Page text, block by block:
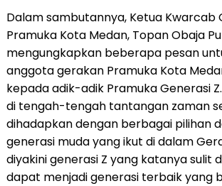
Dalam sambutannya, Ketua Kwarcab
Pramuka Kota Medan, Topan Obaja
mengungkapkan beberapa pesan
anggota gerakan Pramuka Kota
kepada adik-adik Pramuka Generasi
di tengah-tengah tantangan zaman
dihadapkan dengan berbagai pilihan
generasi muda yang ikut di dalam
diyakini generasi Z yang katanya sulit
dapat menjadi generasi terbaik yang